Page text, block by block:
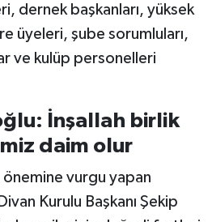
dernek başkanları, yüksek
üyeleri, şube sorumluları,
ve kulüp personelleri
İnşallah birlik
daim olur
vurgu yapan
Kurulu Başkanı Şekip